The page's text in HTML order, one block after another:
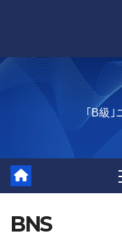
｢B級｣
BNS